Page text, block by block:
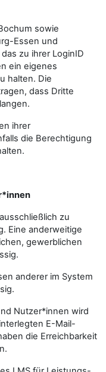
sowie
Essen und
zu ihrer LoginID
ein eigenes
halten. Die
dass Dritte
ihrer
die Berechtigung
zu
Eine anderweitige
gewerblichen
anderer im System
Nutzer*innen wird
E-Mail-
die Erreichbarkeit